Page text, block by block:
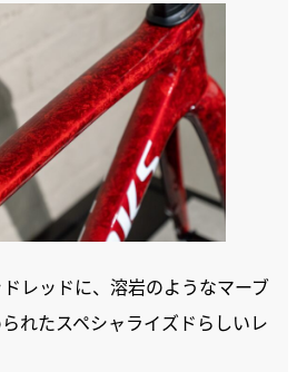
レッドに、溶岩のようなマーブ
れたスペシャライズドらしいレ